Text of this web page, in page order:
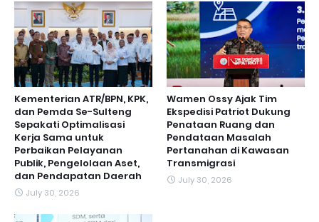
Kementerian ATR/BPN, KPK,
dan Pemda Se-Sulteng
Sepakati Optimalisasi
Kerja Sama untuk
Perbaikan Pelayanan
Publik, Pengelolaan Aset,
dan Pendapatan Daerah
July 30, 2026
Wamen Ossy Ajak Tim
Ekspedisi Patriot Dukung
Penataan Ruang dan
Pendataan Masalah
Pertanahan di Kawasan
Transmigrasi
July 30, 2026